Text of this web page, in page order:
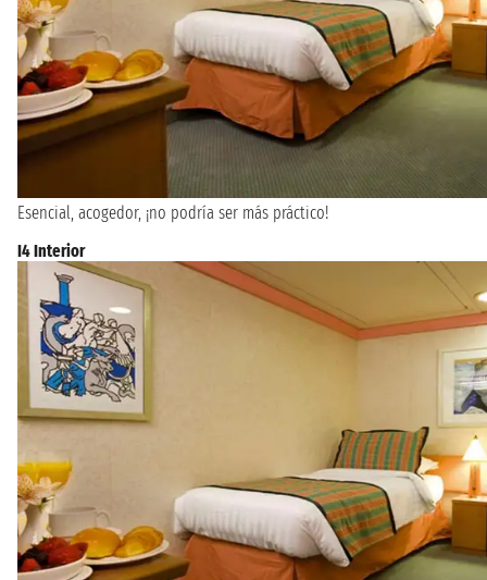
Esencial, acogedor, ¡no podría ser más práctico!
I4 Interior